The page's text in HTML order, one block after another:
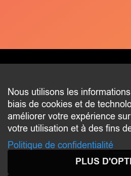
2
L-
Nous utilisons les
biais de cookies et de
améliorer votre expérience
votre utilisation et à des fins
Politique de confidentialité
PLUS